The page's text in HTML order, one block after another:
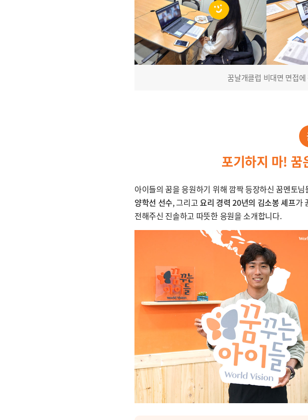
꿈날개클럽 비대면 면접
포기하지 마! 꿈
아이들의 꿈을 응원하기 위해 깜짝 등장하신 꿈멘토
양학선 선수, 그리고요리 경력 20년의 김소봉 셰프가
전해주신 진솔하고 따뜻한 응원을 소개합니다.